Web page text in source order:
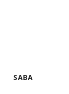
SABA